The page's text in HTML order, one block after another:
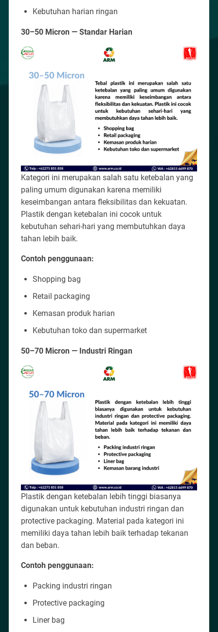
Kebutuhan harian ringan
30–50 Micron — Standar Harian
Kategori ini merupakan salah satu ketebalan yang
paling umum digunakan karena memiliki
keseimbangan antara fleksibilitas dan kekuatan.
Plastik dengan ketebalan ini cocok untuk
kebutuhan sehari-hari yang membutuhkan daya
tahan lebih baik.
Contoh penggunaan:
Shopping bag
Retail packaging
Kemasan produk harian
Kebutuhan toko dan supermarket
50–70 Micron — Industri Ringan
Plastik dengan ketebalan lebih tinggi biasanya
digunakan untuk kebutuhan industri ringan dan
protective packaging. Material pada kategori ini
memiliki daya tahan lebih baik terhadap tekanan
dan beban.
Contoh penggunaan:
Packing industri ringan
Protective packaging
Liner bag